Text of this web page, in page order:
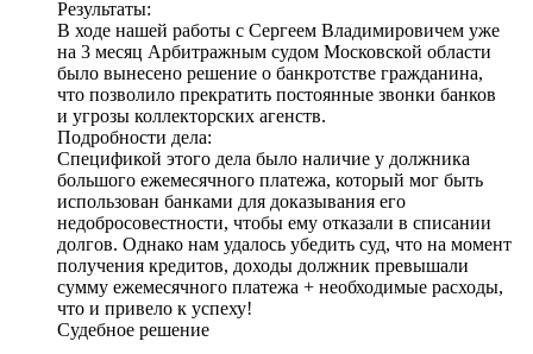
Результаты:
В ходе нашей работы с Сергеем Владимировичем уже
на 3 месяц Арбитражным судом Московской области
было вынесено решение о банкротстве гражданина,
что позволило прекратить постоянные звонки банков
и угрозы коллекторских агенств.
Подробности дела:
Спецификой этого дела было наличие у должника
большого ежемесячного платежа, который мог быть
использован банками для доказывания его
недобросовестности, чтобы ему отказали в списании
долгов. Однако нам удалось убедить суд, что на момент
получения кредитов, доходы должник превышали
сумму ежемесячного платежа + необходимые расходы,
что и привело к успеху!
Судебное решение